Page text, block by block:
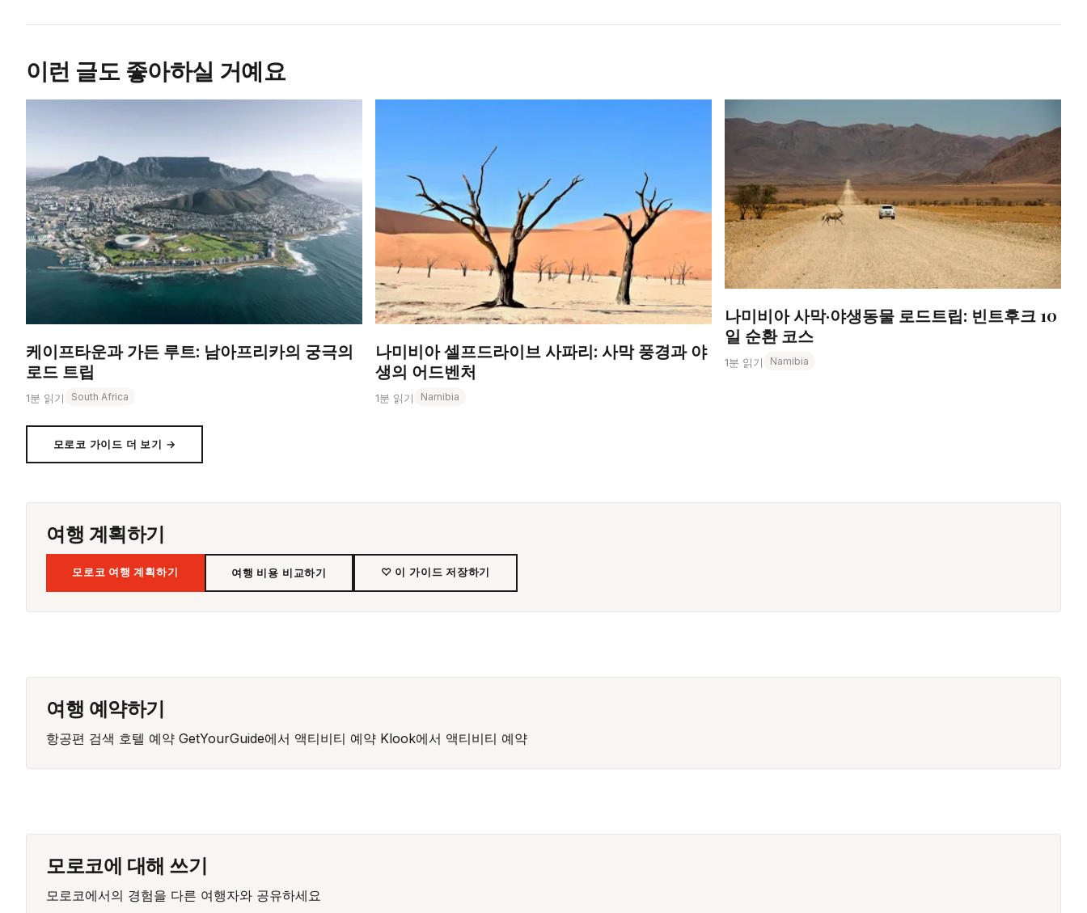
이런 글도 좋아하실 거예요
케이프타운과 가든 루트: 남아프리카의 궁극의
로드 트립
1분 읽기 South Africa
나미비아 셀프드라이브 사파리: 사막 풍경과 야
생의 어드벤처
1분 읽기 Namibia
나미비아 사막·야생동물 로드트립: 빈트후크 10
일 순환 코스
1분 읽기 Namibia
모로코 가이드 더 보기 →
여행 계획하기
모로코 여행 계획하기 여행 비용 비교하기 ♡ 이 가이드 저장하기
여행 예약하기
항공편 검색 호텔 예약 GetYourGuide에서 액티비티 예약 Klook에서 액티비티 예약
모로코에 대해 쓰기
모로코에서의 경험을 다른 여행자와 공유하세요